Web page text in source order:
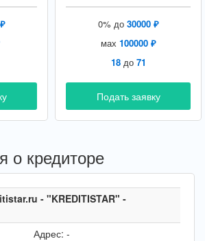
0% до 30000 ₽
мах 100000 ₽
18до 71
Подать заявку
о кредиторе
- "KREDITISTAR" -
Адрес: -